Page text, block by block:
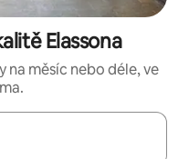
Elassona
měsíc nebo déle, ve
si je procházet pomocí